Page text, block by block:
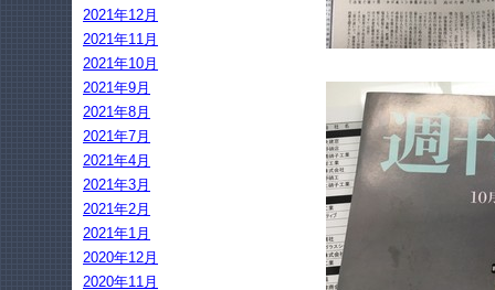
2021年12月
2021年11月
2021年10月
2021年9月
2021年8月
2021年7月
2021年4月
2021年3月
2021年2月
2021年1月
2020年12月
2020年11月